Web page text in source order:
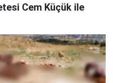
Cem Küçük ile